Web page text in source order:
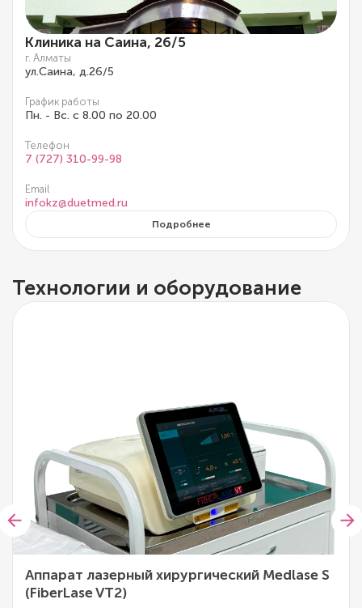
Клиника на Саина, 26/5
г. Алматы
ул.Саина, д.26/5
График работы
Пн. - Вс. с 8.00 по 20.00
Телефон
7 (727) 310-99-98
Email
infokz@duetmed.ru
Подробнее
Технологии и оборудование
Аппарат лазерный хирургический Medlase S
(FiberLase VT2)